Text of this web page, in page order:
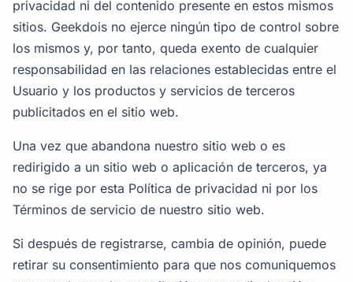
privacidad ni del contenido presente en estos mismos
sitios. Geekdois no ejerce ningún tipo de control sobre
los mismos y, por tanto, queda exento de cualquier
responsabilidad en las relaciones establecidas entre el
Usuario y los productos y servicios de terceros
publicitados en el sitio web.
Una vez que abandona nuestro sitio web o es
redirigido a un sitio web o aplicación de terceros, ya
no se rige por esta Política de privacidad ni por los
Términos de servicio de nuestro sitio web.
Si después de registrarse, cambia de opinión, puede
retirar su consentimiento para que nos comuniquemos